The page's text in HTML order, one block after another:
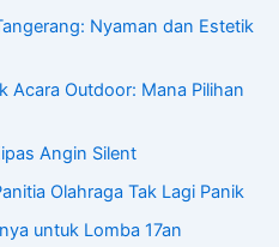
Nyaman dan Estetik
Acara Outdoor: Mana Pilihan
Angin Silent
Olahraga Tak Lagi Panik
untuk Lomba 17an